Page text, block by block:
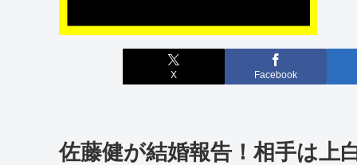
X Facebook
佐藤健が結婚報告！相手は上